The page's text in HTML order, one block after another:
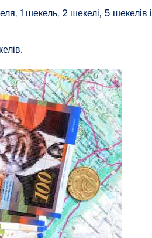
1 шекель, 2 шекелі, 5 шекелів і